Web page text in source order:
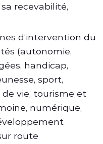
recevabilité,
d’intervention du
(autonomie,
handicap,
sport,
vie, tourisme et
numérique,
route